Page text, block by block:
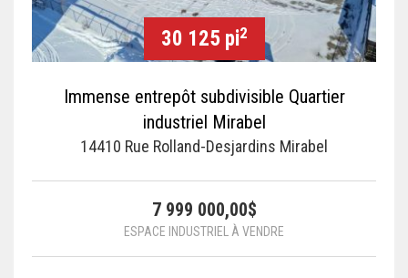
30 125 pi2
Immense entrepôt subdivisible Quartier
industriel Mirabel
14410 Rue Rolland-Desjardins Mirabel
7 999 000,00$
ESPACE INDUSTRIEL À VENDRE